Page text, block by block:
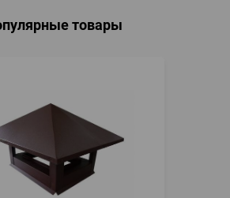
товары